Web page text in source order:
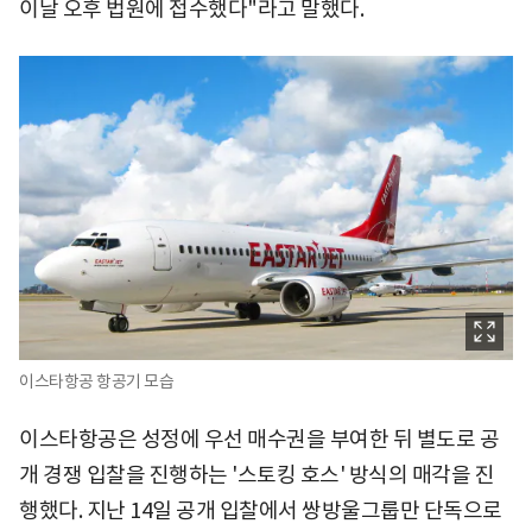
이날 오후 법원에 접수했다"라고 말했다.
이스타항공 항공기 모습
이스타항공은 성정에 우선 매수권을 부여한 뒤 별도로 공
개 경쟁 입찰을 진행하는 '스토킹 호스' 방식의 매각을 진
행했다. 지난 14일 공개 입찰에서 쌍방울그룹만 단독으로